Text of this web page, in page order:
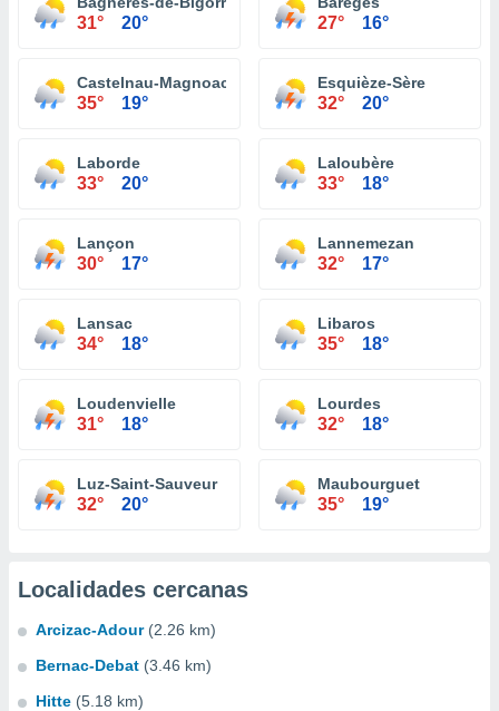
31° 20° 27° 16°
Castelnau-Magnoac
35° 19°
Esquièze-Sère
32° 20°
Laborde
33° 20°
Laloubère
33° 18°
Lançon
30° 17°
Lannemezan
32° 17°
Lansac
34° 18°
Libaros
35° 18°
Loudenvielle
31° 18°
Lourdes
32° 18°
Luz-Saint-Sauveur
32° 20°
Maubourguet
35° 19°
Localidades cercanas
Arcizac-Adour (2.26 km)
Bernac-Debat (3.46 km)
Hitte (5.18 km)